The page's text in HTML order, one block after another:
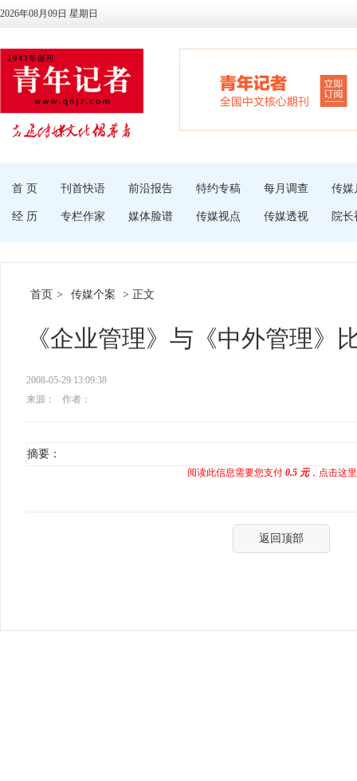
2026年08月09日 星期日
首 页 刊首快语 前沿报告 特约专稿 每月调查 传媒
经 历 专栏作家 媒体脸谱 传媒视点 传媒透视 院长
首页 > 传媒个案 > 正文
《企业管理》与《中外管理》
2008-05-29 13:09:38
来源：
作者：
摘要：
阅读此信息需要您支付 0.5 元，点击这
返回顶部